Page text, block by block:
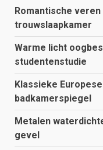
Romantische
trouwslaapkamer
Warme licht
studentenstudie
Klassieke
badkamerspiegel
Metalen
gevel